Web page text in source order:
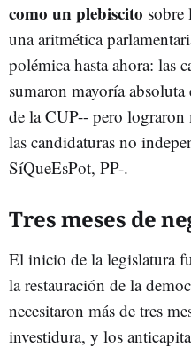
como un plebiscito sobre
una aritmética
polémica hasta ahora: las
sumaron mayoría
de la CUP-- pero
las candidaturas no
SíQueEsPot, PP-.
Tres meses de
El inicio de la legislatura
la restauración de la
necesitaron más de tres
investidura, y los